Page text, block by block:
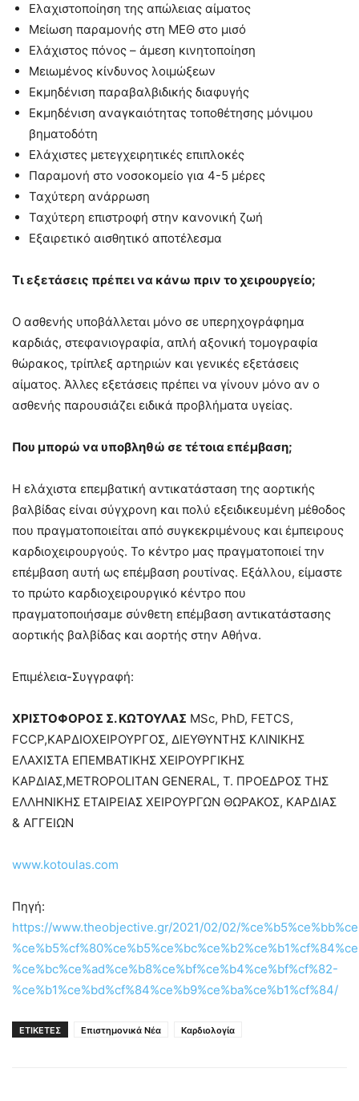
Ελαχιστοποίηση της απώλειας αίματος
Μείωση παραμονής στη ΜΕΘ στο μισό
Ελάχιστος πόνος – άμεση κινητοποίηση
Μειωμένος κίνδυνος λοιμώξεων
Εκμηδένιση παραβαλβιδικής διαφυγής
Εκμηδένιση αναγκαιότητας τοποθέτησης μόνιμου
βηματοδότη
Ελάχιστες μετεγχειρητικές επιπλοκές
Παραμονή στο νοσοκομείο για 4-5 μέρες
Ταχύτερη ανάρρωση
Ταχύτερη επιστροφή στην κανονική ζωή
Εξαιρετικό αισθητικό αποτέλεσμα
Τι εξετάσεις πρέπει να κάνω πριν το χειρουργείο;
Ο ασθενής υποβάλλεται μόνο σε υπερηχογράφημα
καρδιάς, στεφανιογραφία, απλή αξονική τομογραφία
θώρακος, τρίπλεξ αρτηριών και γενικές εξετάσεις
αίματος. Άλλες εξετάσεις πρέπει να γίνουν μόνο αν ο
ασθενής παρουσιάζει ειδικά προβλήματα υγείας.
Που μπορώ να υποβληθώ σε τέτοια επέμβαση;
Η ελάχιστα επεμβατική αντικατάσταση της αορτικής
βαλβίδας είναι σύγχρονη και πολύ εξειδικευμένη μέθοδος
που πραγματοποιείται από συγκεκριμένους και έμπειρους
καρδιοχειρουργούς. Το κέντρο μας πραγματοποιεί την
επέμβαση αυτή ως επέμβαση ρουτίνας. Εξάλλου, είμαστε
το πρώτο καρδιοχειρουργικό κέντρο που
πραγματοποιήσαμε σύνθετη επέμβαση αντικατάστασης
αορτικής βαλβίδας και αορτής στην Αθήνα.
Επιμέλεια-Συγγραφή:
ΧΡΙΣΤΟΦΟΡΟΣ Σ. ΚΩΤΟΥΛΑΣ MSc, PhD, FETCS,
FCCP,ΚΑΡΔΙΟΧΕΙΡΟΥΡΓΟΣ, ΔΙΕΥΘΥΝΤΗΣ ΚΛΙΝΙΚΗΣ
ΕΛΑΧΙΣΤΑ ΕΠΕΜΒΑΤΙΚΗΣ ΧΕΙΡΟΥΡΓΙΚΗΣ
ΚΑΡΔΙΑΣ,METROPOLITAN GENERAL, Τ. ΠΡΟΕΔΡΟΣ ΤΗΣ
ΕΛΛΗΝΙΚΗΣ ΕΤΑΙΡΕΙΑΣ ΧΕΙΡΟΥΡΓΩΝ ΘΩΡΑΚΟΣ, ΚΑΡΔΙΑΣ
& ΑΓΓΕΙΩΝ
www.kotoulas.com
Πηγή:
https://www.theobjective.gr/2021/02/02/
%ce%bc%ce%ad%ce%b8%ce%bf%ce%b4%ce%bf%cf%82-
%ce%b1%ce%bd%cf%84%ce%b9%ce%ba%ce%b1%cf%84/
ΕΤΙΚΕΤΕΣ Επιστημονικά Νέα Καρδιολογία